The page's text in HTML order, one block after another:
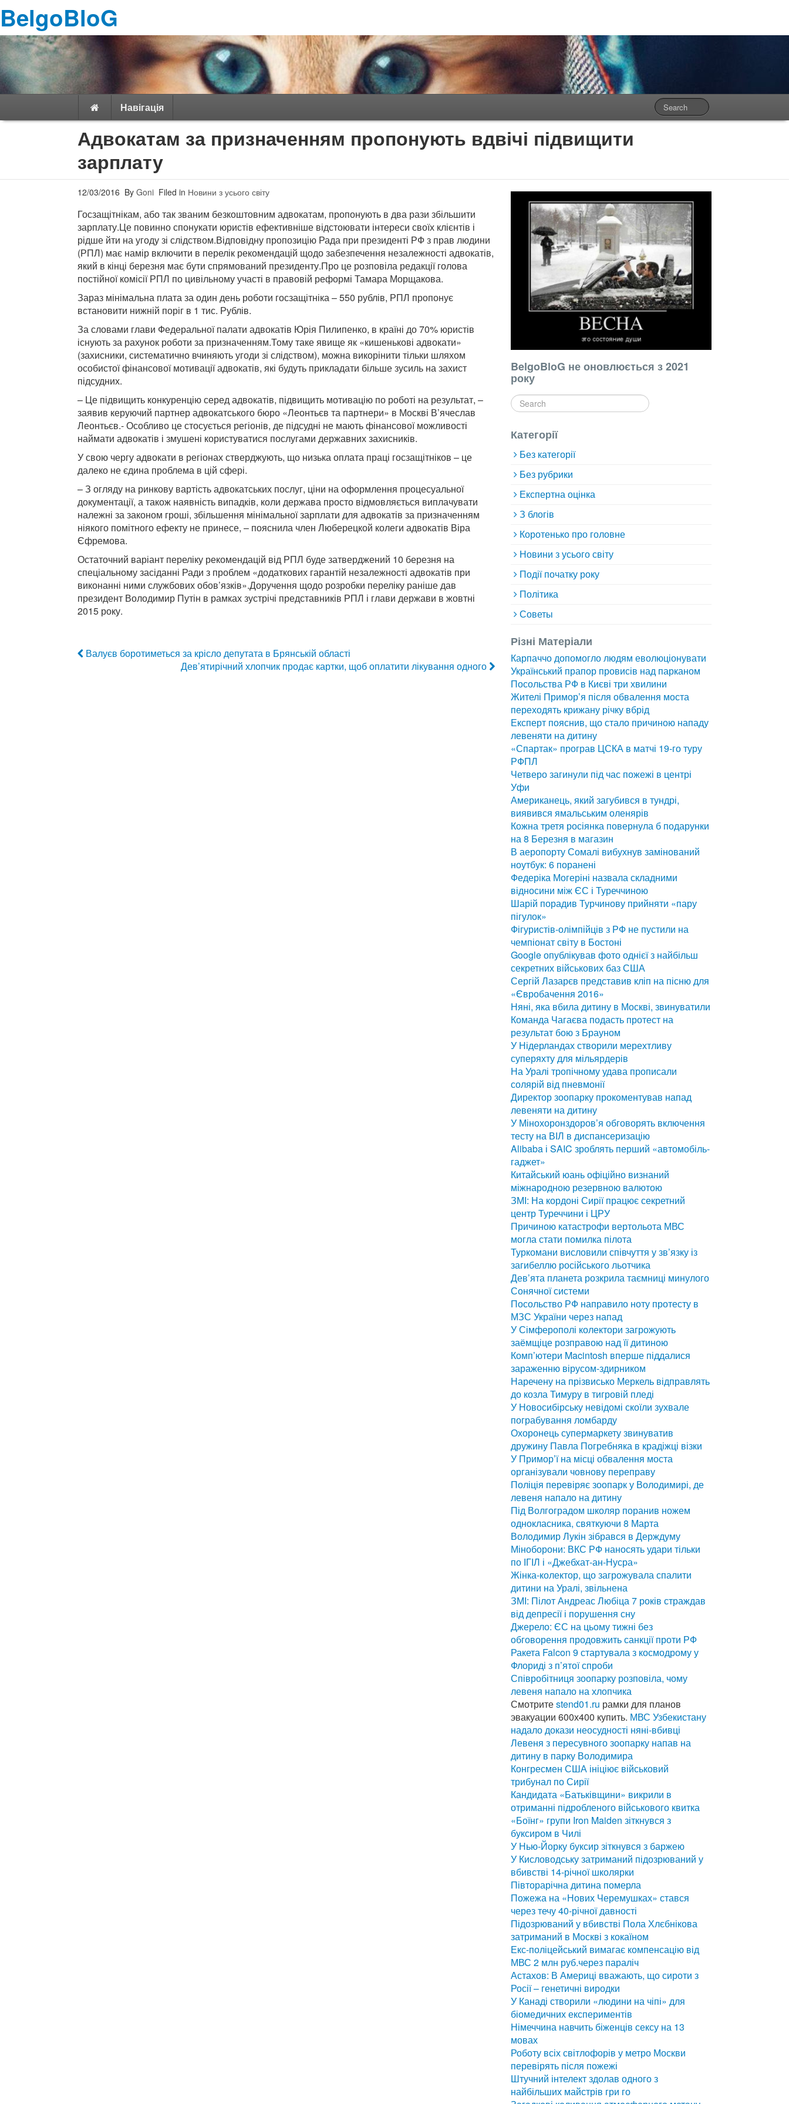
BelgoBloG
Навігація
Адвокатам за призначенням пропонують вдвічі підвищити
зарплату
12/03/2016 By Goni Filed in Новини з усього світу
Госзащітнікам, або так званим безкоштовним адвокатам, пропонують в два рази збільшити
зарплату.Це повинно спонукати юристів ефективніше відстоювати інтереси своїх клієнтів і
рідше йти на угоду зі слідством.Відповідну пропозицію Рада при президенті РФ з прав людини
(РПЛ) має намір включити в перелік рекомендацій щодо забезпечення незалежності адвокатів,
який в кінці березня має бути спрямований президенту.Про це розповіла редакції голова
постійної комісії РПЛ по цивільному участі в правовій реформі Тамара Морщакова.
Зараз мінімальна плата за один день роботи госзащітніка – 550 рублів, РПЛ пропонує
встановити нижній поріг в 1 тис. Рублів.
За словами глави Федеральної палати адвокатів Юрія Пилипенко, в країні до 70% юристів
існують за рахунок роботи за призначенням.Тому таке явище як «кишенькові адвокати»
(захисники, систематично вчиняють угоди зі слідством), можна викорінити тільки шляхом
особистої фінансової мотивації адвокатів, які будуть прикладати більше зусиль на захист
підсудних.
– Це підвищить конкуренцію серед адвокатів, підвищить мотивацію по роботі на результат, –
заявив керуючий партнер адвокатського бюро «Леонтьєв та партнери» в Москві В’ячеслав
Леонтьєв.- Особливо це стосується регіонів, де підсудні не мають фінансової можливості
наймати адвокатів і змушені користуватися послугами державних захисників.
У свою чергу адвокати в регіонах стверджують, що низька оплата праці госзащітніков – це
далеко не єдина проблема в цій сфері.
– З огляду на ринкову вартість адвокатських послуг, ціни на оформлення процесуальної
документації, а також наявність випадків, коли держава просто відмовляється виплачувати
належні за законом гроші, збільшення мінімальної зарплати для адвокатів за призначенням
ніякого помітного ефекту не принесе, – пояснила член Люберецкой колеги адвокатів Віра
Єфремова.
Остаточний варіант переліку рекомендацій від РПЛ буде затверджений 10 березня на
спеціальному засіданні Ради з проблем «додаткових гарантій незалежності адвокатів при
виконанні ними службових обов’язків».Доручення щодо розробки переліку раніше дав
президент Володимир Путін в рамках зустрічі представників РПЛ і глави держави в жовтні
2015 року.
Валуєв боротиметься за крісло депутата в Брянській області
Дев’ятирічний хлопчик продає картки, щоб оплатити лікування одного
BelgoBloG не оновлюється з 2021
року
Категорії
Без категорії
Без рубрики
Експертна оцінка
З блогів
Коротенько про головне
Новини з усього світу
Події початку року
Політика
Советы
Різні Матеріали
Карпаччо допомогло людям еволюціонувати
Український прапор провисів над парканом
Посольства РФ в Києві три хвилини
Жителі Примор’я після обвалення моста
переходять крижану річку вбрід
Експерт пояснив, що стало причиною нападу
левеняти на дитину
«Спартак» програв ЦСКА в матчі 19-го туру
РФПЛ
Четверо загинули під час пожежі в центрі
Уфи
Американець, який загубився в тундрі,
виявився ямальським оленярів
Кожна третя росіянка повернула б подарунки
на 8 Березня в магазин
В аеропорту Сомалі вибухнув замінований
ноутбук: 6 поранені
Федеріка Могеріні назвала складними
відносини між ЄС і Туреччиною
Шарій порадив Турчинову прийняти «пару
пігулок»
Фігуристів-олімпійців з РФ не пустили на
чемпіонат світу в Бостоні
Google опублікував фото однієї з найбільш
секретних військових баз США
Сергій Лазарєв представив кліп на пісню для
«Євробачення 2016»
Няні, яка вбила дитину в Москві, звинуватили
Команда Чагаєва подасть протест на
результат бою з Брауном
У Нідерландах створили мерехтливу
суперяхту для мільярдерів
На Уралі тропічному удава прописали
солярій від пневмонії
Директор зоопарку прокоментував напад
левеняти на дитину
У Мінохоронздоров’я обговорять включення
тесту на ВІЛ в диспансеризацію
Alibaba і SAIC зроблять перший «автомобіль-
гаджет»
Китайський юань офіційно визнаний
міжнародною резервною валютою
ЗМІ: На кордоні Сирії працює секретний
центр Туреччини і ЦРУ
Причиною катастрофи вертольота МВС
могла стати помилка пілота
Туркомани висловили співчуття у зв’язку із
загибеллю російського льотчика
Дев’ята планета розкрила таємниці минулого
Сонячної системи
Посольство РФ направило ноту протесту в
МЗС України через напад
У Сімферополі колектори загрожують
заёмщіце розправою над її дитиною
Комп’ютери Macintosh вперше піддалися
зараженню вірусом-здирником
Наречену на прізвисько Меркель відправлять
до козла Тимуру в тигровій пледі
У Новосибірську невідомі скоїли зухвале
пограбування ломбарду
Охоронець супермаркету звинуватив
дружину Павла Погребняка в крадіжці візки
У Примор’ї на місці обвалення моста
організували човнову переправу
Поліція перевіряє зоопарк у Володимирі, де
левеня напало на дитину
Під Волгоградом школяр поранив ножем
однокласника, святкуючи 8 Марта
Володимир Лукін зібрався в Держдуму
Міноборони: ВКС РФ наносять удари тільки
по ІГІЛ і «Джебхат-ан-Нусра»
Жінка-колектор, що загрожувала спалити
дитини на Уралі, звільнена
ЗМІ: Пілот Андреас Любіца 7 років страждав
від депресії і порушення сну
Джерело: ЄС на цьому тижні без
обговорення продовжить санкції проти РФ
Ракета Falcon 9 стартувала з космодрому у
Флориді з п’ятої спроби
Співробітниця зоопарку розповіла, чому
левеня напало на хлопчика
Смотритеstend01.ru рамки для планов
эвакуации 600х400 купить. МВС Узбекистану
надало докази неосудності няні-вбивці
Левеня з пересувного зоопарку напав на
дитину в парку Володимира
Конгресмен США ініціює військовий
трибунал по Сирії
Кандидата «Батьківщини» викрили в
отриманні підробленого військового квитка
«Боїнг» групи Iron Maiden зіткнувся з
буксиром в Чилі
У Нью-Йорку буксир зіткнувся з баржею
У Кисловодську затриманий підозрюваний у
вбивстві 14-річної школярки
Півторарічна дитина померла
Пожежа на «Нових Черемушках» стався
через течу 40-річної давності
Підозрюваний у вбивстві Пола Хлєбнікова
затриманий в Москві з кокаїном
Екс-поліцейський вимагає компенсацію від
МВС 2 млн руб.через параліч
Астахов: В Америці вважають, що сироти з
Росії – генетичні виродки
У Канаді створили «людини на чіпі» для
біомедичних експериментів
Німеччина навчить біженців сексу на 13
мовах
Роботу всіх світлофорів у метро Москви
перевірять після пожежі
Штучний інтелект здолав одного з
найбільших майстрів гри го